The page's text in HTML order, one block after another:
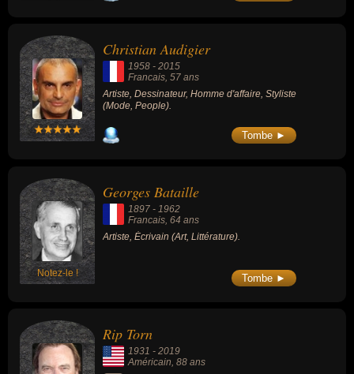
Christian Audigier
1958 - 2015
Francais, 57 ans
Artiste, Dessinateur, Homme d'affaire, Styliste
(Mode, People).
Tombe ►
Notez-le !
Georges Bataille
1897 - 1962
Francais, 64 ans
Artiste, Écrivain (Art, Littérature).
Tombe ►
Rip Torn
1931 - 2019
Américain, 88 ans